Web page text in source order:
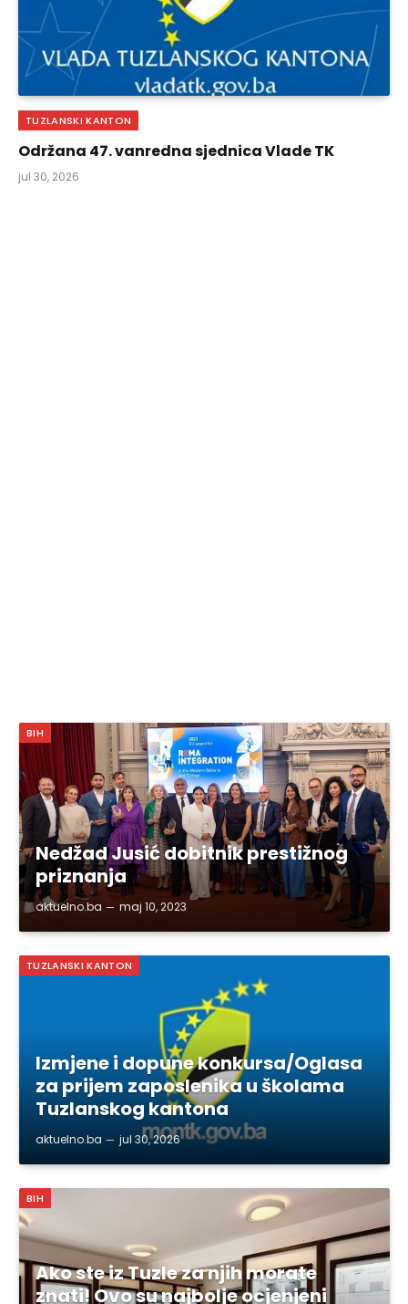
TUZLANSKI KANTON
Održana 47. vanredna sjednica Vlade TK
jul 30, 2026
BIH
Nedžad Jusić dobitnik prestižnog
priznanja
aktuelno.ba maj 10, 2023
TUZLANSKI KANTON
Izmjene i dopune konkursa/Oglasa
za prijem zaposlenika u školama
Tuzlanskog kantona
aktuelno.ba jul 30, 2026
BIH
Ako ste iz Tuzle za njih morate
znati! Ovo su najbolje ocjenjeni